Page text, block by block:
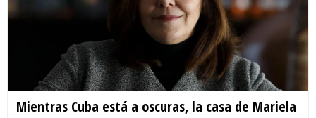
Mientras Cuba está a oscuras, la casa de Mariela